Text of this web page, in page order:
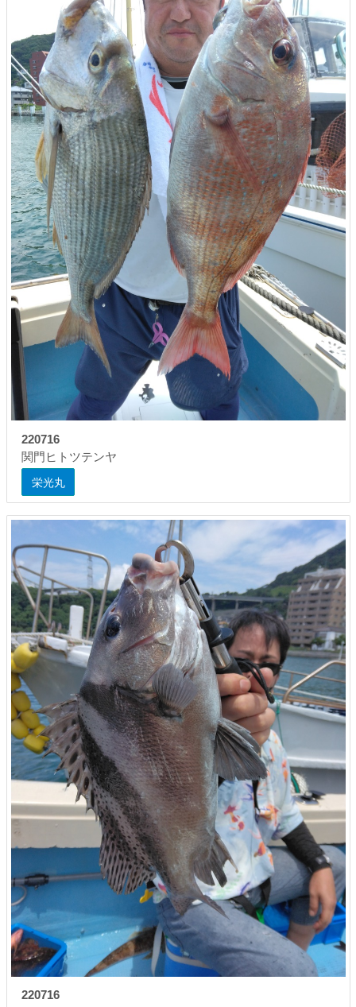
220716
関門ヒトツテンヤ
栄光丸
220716